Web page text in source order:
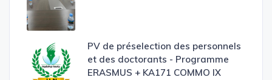
PV de préselection des personnels
et des doctorants - Programme
ERASMUS + KA171 COMMO IX